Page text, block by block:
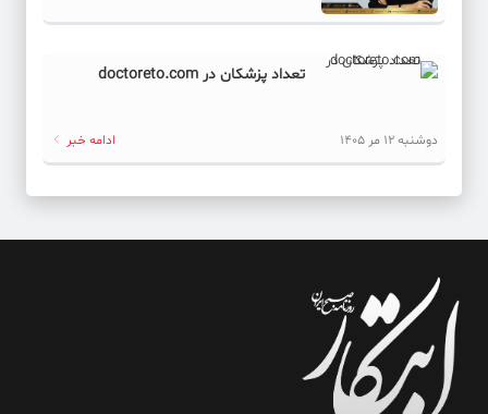
تعداد پزشکان در doctoreto.com
دوشنبه 12 مر 1405 ادامه خبر